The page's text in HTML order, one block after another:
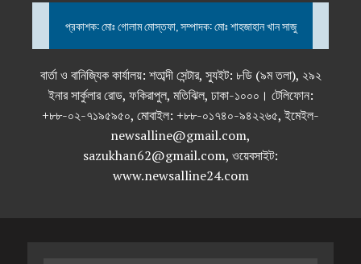
প্রকাশক: মোঃ গোলাম মোস্তফা, সম্পাদক: মোঃ শাহজাহান খান সাজু
বার্তা ও বানিজ্যিক কার্যালয়: শতাব্দী সেন্টার, স্যুইট: ৮ডি (৯ম তলা), ২৯২
ইনার সার্কুলার রোড, ফকিরাপুল, মতিঝিল, ঢাকা-১০০০। টেলিফোন:
+৮৮-০২-৭১৯৫৯৫০, মোবাইল: +৮৮-০১৭৪০-৯৪২২৬৫, ইমেইল-
newsalline@gmail.com,
sazukhan62@gmail.com, ওয়েবসাইট:
www.newsalline24.com